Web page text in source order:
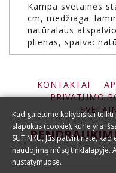
Kampa svetainės
cm, medžiaga:
natūralaus
plienas, spalva:
KONTAKTAI
PRIVATUMO
Kad galėtume kokybiškai
slapukus (cookie), kurie yra
SUTINKU, Jūs patvirtinate,
naudojimą mūsų tinklalapyje.
nustatymuose.